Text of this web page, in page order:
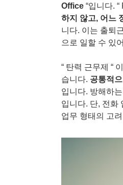
Office “입니다. “
하지 않고, 어느
니다. 이는 출퇴
으로 일할 수 있
“ 탄력 근무제 “
습니다. 공통적
입니다. 방해하
입니다. 단, 전화
업무 형태의 고